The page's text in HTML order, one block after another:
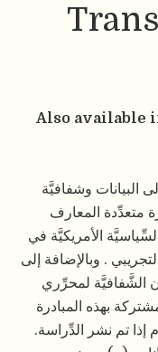
Also available
البيانات وشفافيَّة
متعدِّدة المعارف
الأمريكيَّة في
التجريبي . وبالإضافة إلى
الشَّفافيَّة لمحرِّري
بهذه المبادرة
إذا تم نشر الدِّراسة.